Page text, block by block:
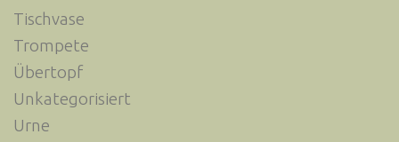
Tischvase
Trompete
Übertopf
Unkategorisiert
Urne